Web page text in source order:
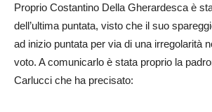
Proprio Costantino Della Gherardesca è
dell’ultima puntata, visto che il suo
ad inizio puntata per via di una irregolarità
voto. A comunicarlo è stata proprio la
Carlucci che ha precisato: